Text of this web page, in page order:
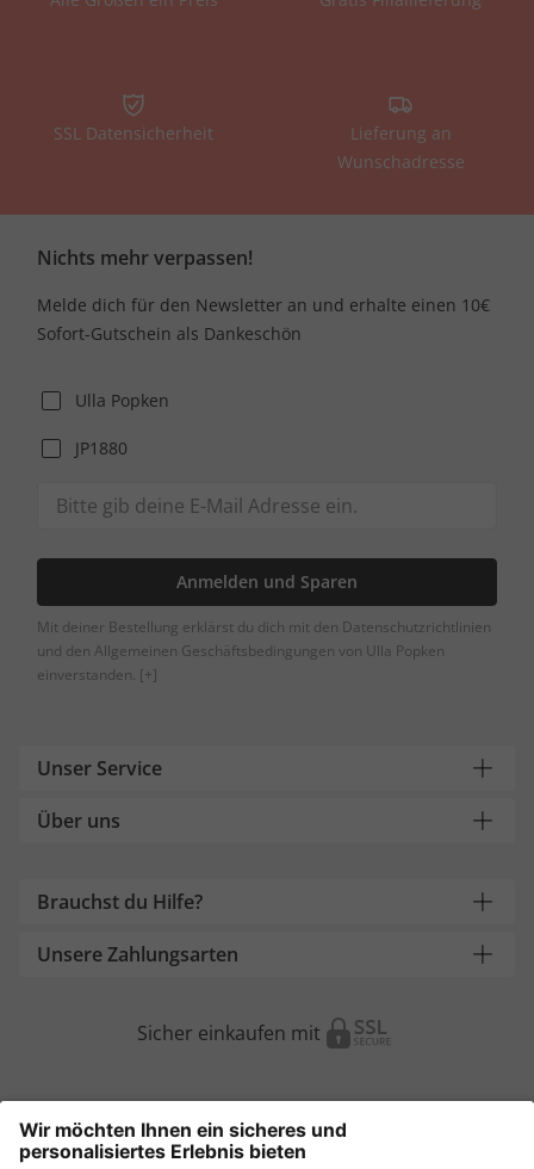
SSL Datensicherheit
Lieferung an
Wunschadresse
Nichts mehr verpassen!
Melde dich für den Newsletter an und erhalte einen 10€
Sofort-Gutschein als Dankeschön
Ulla Popken
JP1880
Anmelden und Sparen
Mit deiner Bestellung erklärst du dich mit den Datenschutzrichtlinien
und den Allgemeinen Geschäftsbedingungen von Ulla Popken
einverstanden. [+]
Unser Service
Über uns
Brauchst du Hilfe?
Unsere Zahlungsarten
Sicher einkaufen mit
Weitere Onlineshops